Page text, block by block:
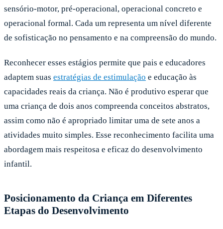
sensório-motor, pré-operacional, operacional concreto e
operacional formal. Cada um representa um nível diferente
de sofisticação no pensamento e na compreensão do mundo.
Reconhecer esses estágios permite que pais e educadores
adaptem suas estratégias de estimulação e educação às
capacidades reais da criança. Não é produtivo esperar que
uma criança de dois anos compreenda conceitos abstratos,
assim como não é apropriado limitar uma de sete anos a
atividades muito simples. Esse reconhecimento facilita uma
abordagem mais respeitosa e eficaz do desenvolvimento
infantil.
Posicionamento da Criança em Diferentes
Etapas do Desenvolvimento